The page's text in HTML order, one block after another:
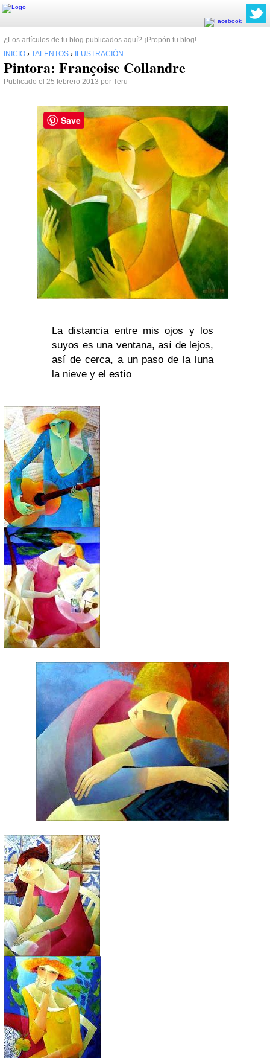
¿Los artículos de tu blog publicados aquí? ¡Propón tu blog!
INICIO › TALENTOS › ILUSTRACIÓN
Pintora: Françoise Collandre
Publicado el 25 febrero 2013 por Teru
La distancia entre mis ojos y los
suyos es una ventana, así de lejos,
así de cerca, a un paso de la luna
la nieve y el estío
Save